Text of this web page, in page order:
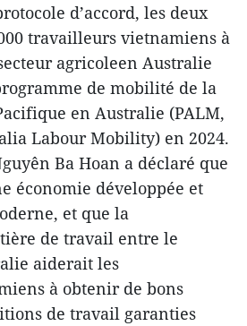
d’accord, les deux
travailleurs vietnamiens à
agricoleen Australie
de mobilité de la
en Australie (PALM,
Labour Mobility) en 2024.
Ba Hoan a déclaré que
économie développée et
et que la
de travail entre le
aiderait les
à obtenir de bons
de travail garanties